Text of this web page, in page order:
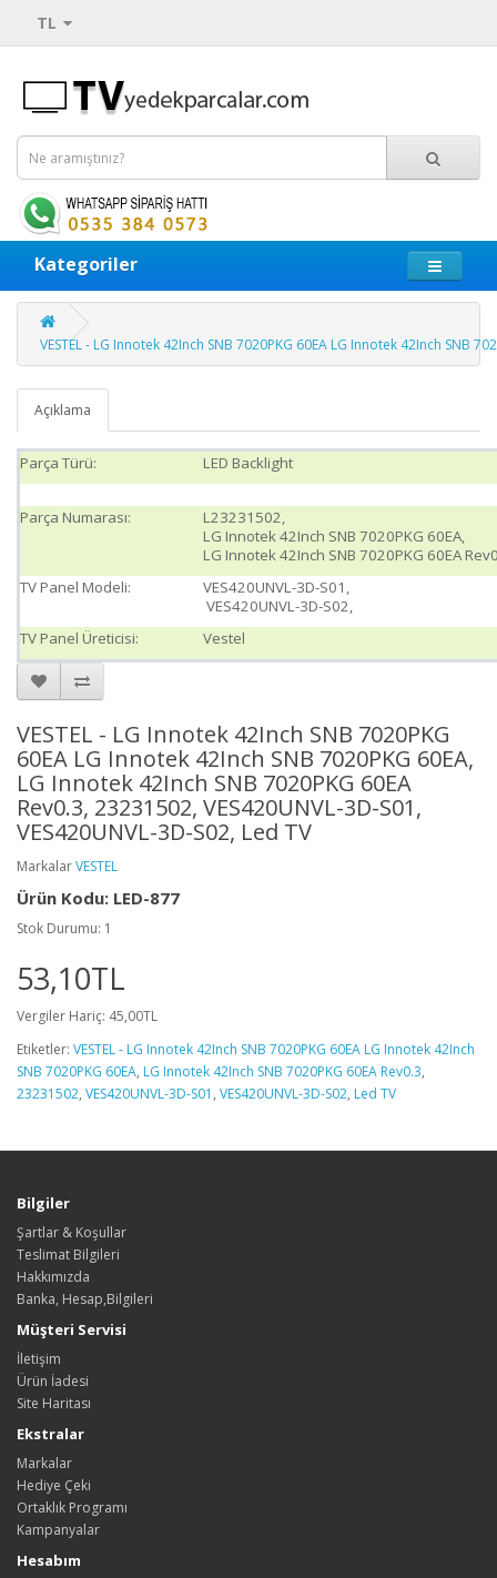
TL
Kategoriler
VESTEL - LG Innotek 42Inch SNB 7020PKG 60EA LG Innotek 42Inch SNB
Açıklama
Parça Türü: LED Backlight
Parça Numarası:
L23231502,
LG Innotek 42Inch SNB 7020PKG 60EA,
LG Innotek 42Inch SNB 7020PKG 60EA
TV Panel Modeli:
VES420UNVL-3D-S01,
VES420UNVL-3D-S02,
TV Panel Üreticisi:
Vestel
VESTEL - LG Innotek 42Inch SNB 7020PKG
60EA LG Innotek 42Inch SNB 7020PKG 60EA,
LG Innotek 42Inch SNB 7020PKG 60EA
Rev0.3, 23231502, VES420UNVL-3D-S01,
VES420UNVL-3D-S02, Led TV
MarkalarVESTEL
Ürün Kodu: LED-877
Stok Durumu: 1
53,10TL
Vergiler Hariç: 45,00TL
Etiketler: VESTEL - LG Innotek 42Inch SNB 7020PKG 60EA LG Innotek 42Inch
SNB 7020PKG 60EA, LG Innotek 42Inch SNB 7020PKG 60EA Rev0.3,
23231502, VES420UNVL-3D-S01 , VES420UNVL-3D-S02, Led TV
Bilgiler
Şartlar & Koşullar
Teslimat Bilgileri
Hakkımızda
Banka, Hesap,Bilgileri
Müşteri Servisi
İletişim
Ürün İadesi
Site Haritası
Ekstralar
Markalar
Hediye Çeki
Ortaklık Programı
Kampanyalar
Hesabım